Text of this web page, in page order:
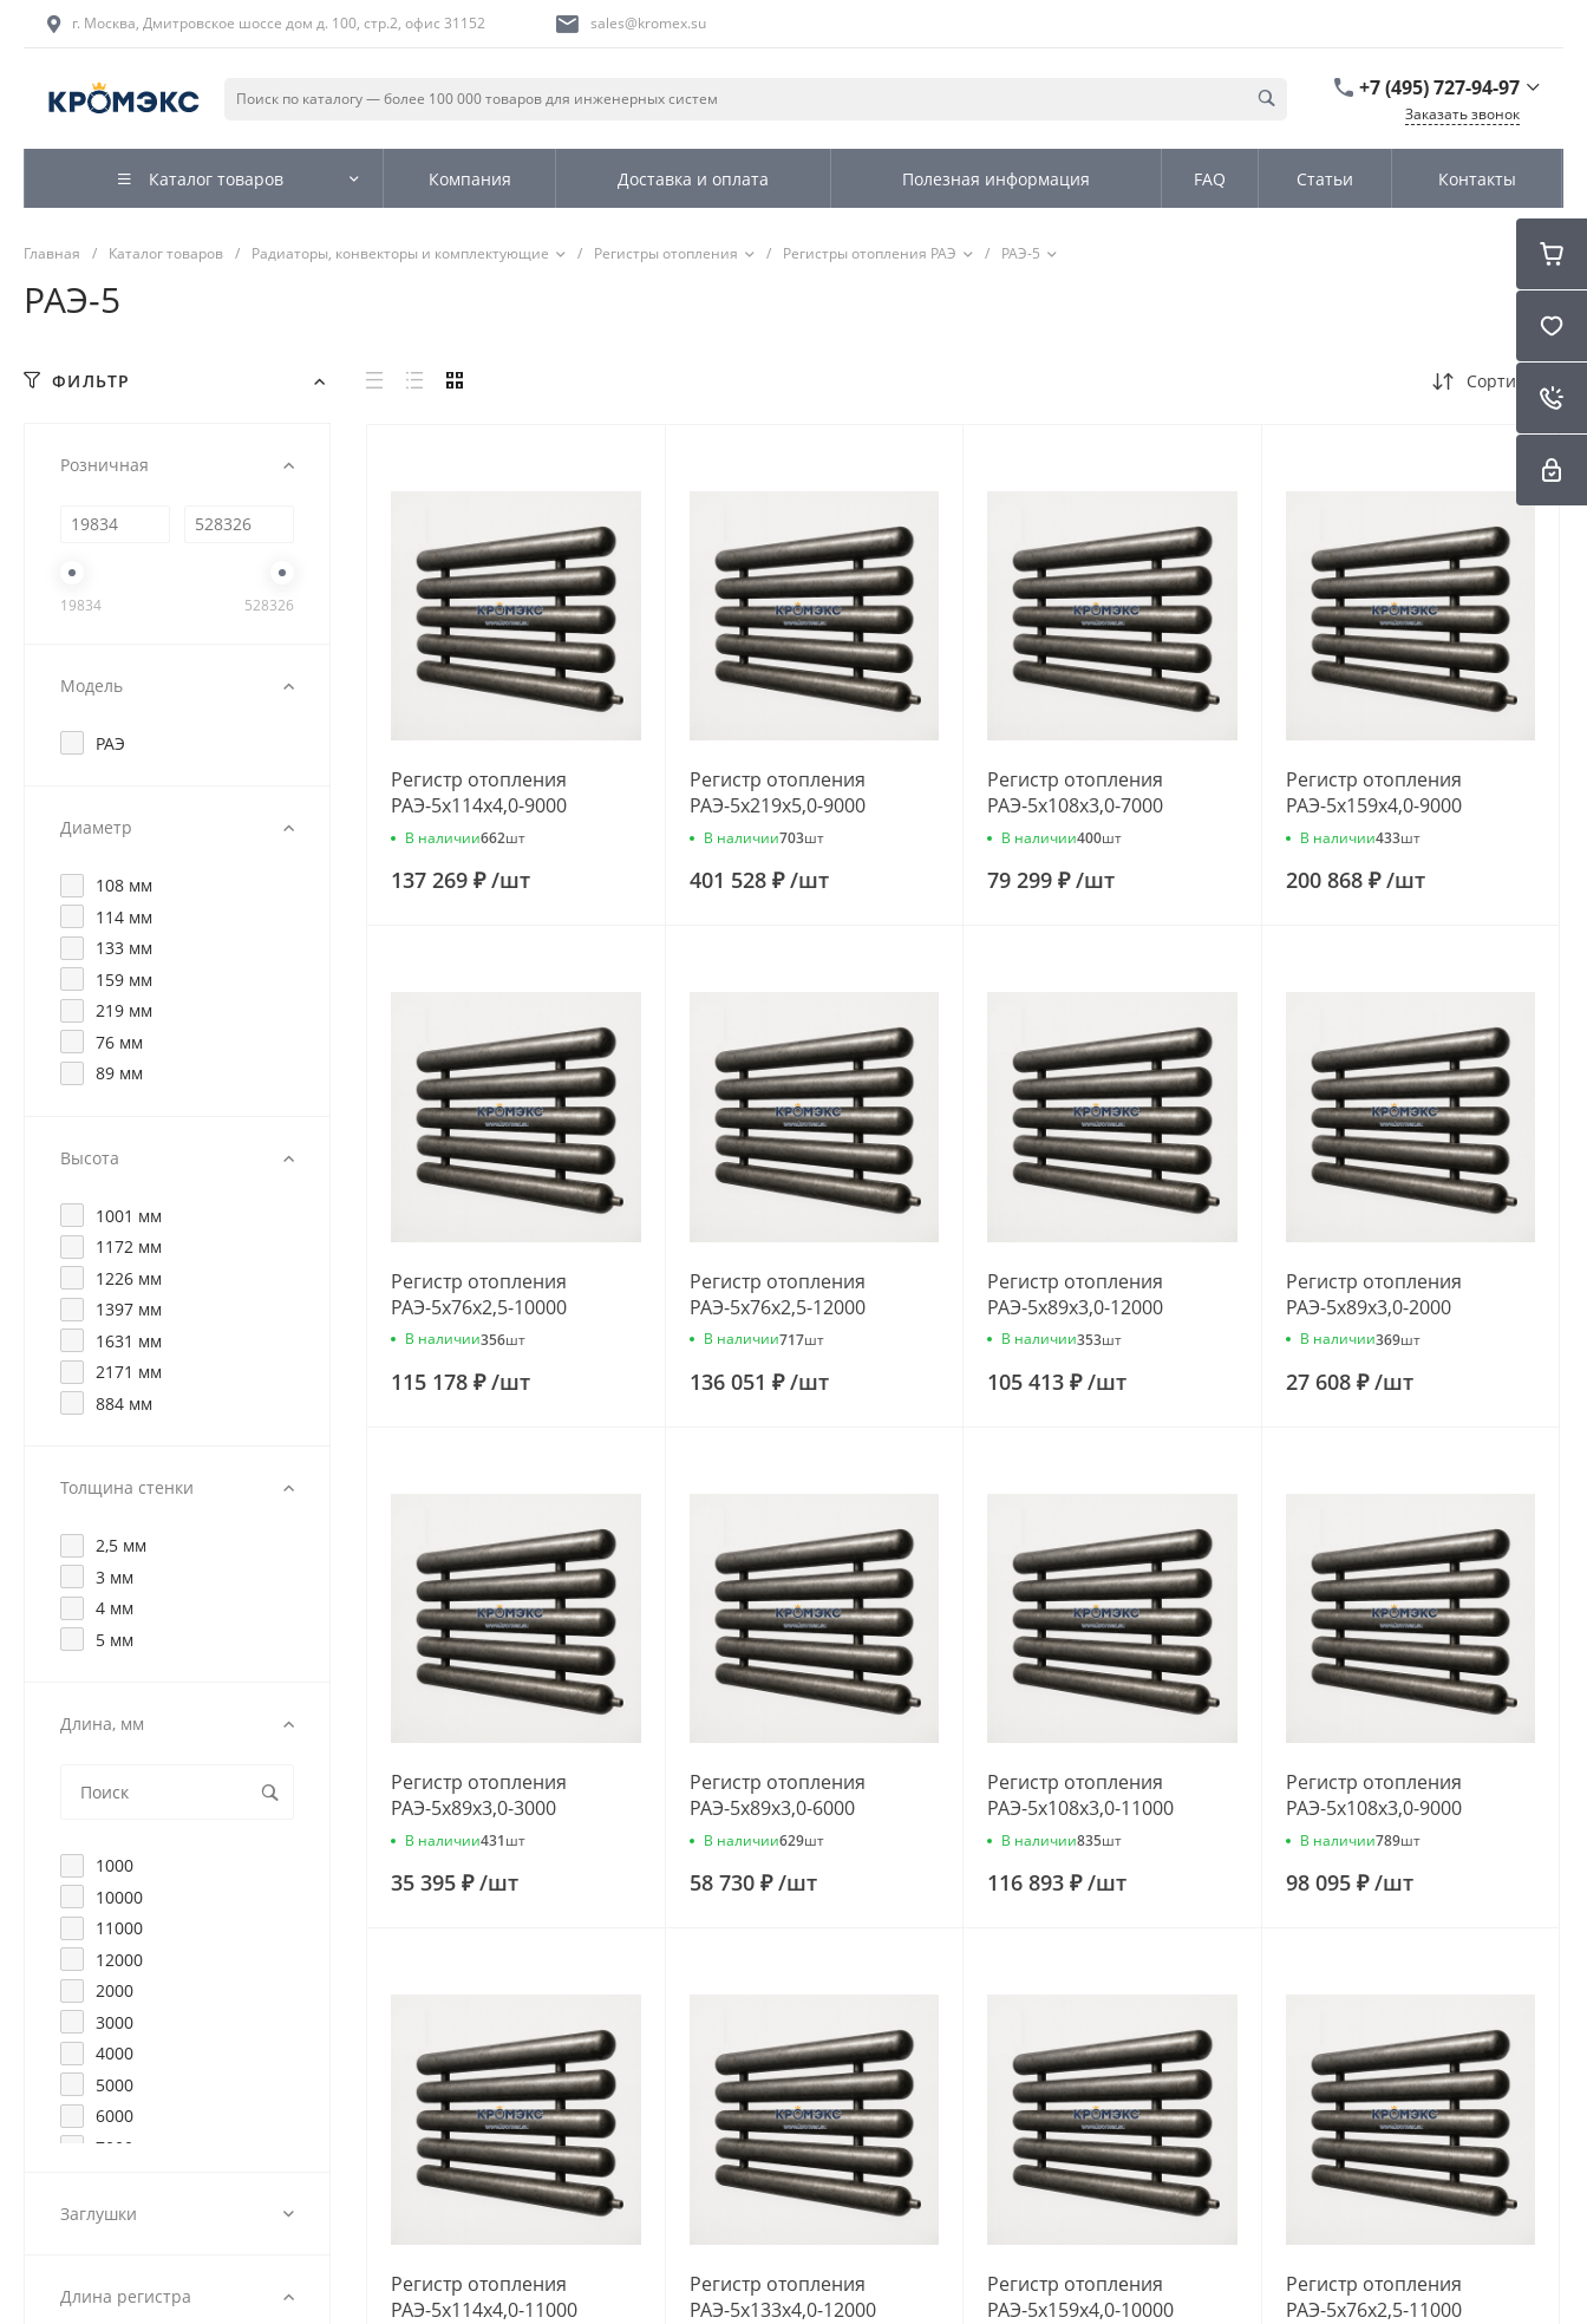
г. Москва, Дмитровское шоссе дом д. 100, стр.2, офис 31152 sales@kromex.su
+7 (495) 727-94-97
Заказать звонок
Каталог товаров Компания Доставка и оплата Полезная информация FAQ Статьи Контакты
Главная / Каталог товаров / Радиаторы, конвекторы и комплектующие / Регистры отопления / Регистры отопления РАЭ / РАЭ-5
РАЭ-5
ФИЛЬТР
Розничная
19834 528326
Модель
РАЭ
Диаметр
108 мм
114 мм
133 мм
159 мм
219 мм
76 мм
89 мм
Высота
1001 мм
1172 мм
1226 мм
1397 мм
1631 мм
2171 мм
884 мм
Толщина стенки
2,5 мм
3 мм
4 мм
5 мм
Длина, мм
1000
10000
11000
12000
2000
3000
4000
5000
6000
7000
9000
Заглушки
Длина регистра
Сортировка
Регистр отопления
РАЭ-5x114x4,0-9000
В наличии662шт
137 269 ₽/шт
Регистр отопления
РАЭ-5x219x5,0-9000
В наличии703шт
401 528 ₽/шт
Регистр отопления
РАЭ-5x108x3,0-7000
В наличии400шт
79 299 ₽/шт
Регистр отопления
РАЭ-5x159x4,0-9000
В наличии433шт
200 868 ₽/шт
Регистр отопления
РАЭ-5x76x2,5-10000
В наличии356шт
115 178 ₽/шт
Регистр отопления
РАЭ-5x76x2,5-12000
В наличии717шт
136 051 ₽/шт
Регистр отопления
РАЭ-5x89x3,0-12000
В наличии353шт
105 413 ₽/шт
Регистр отопления
РАЭ-5x89x3,0-2000
В наличии369шт
27 608 ₽/шт
Регистр отопления
РАЭ-5x89x3,0-3000
В наличии431шт
35 395 ₽/шт
Регистр отопления
РАЭ-5x89x3,0-6000
В наличии629шт
58 730 ₽/шт
Регистр отопления
РАЭ-5x108x3,0-11000
В наличии835шт
116 893 ₽/шт
Регистр отопления
РАЭ-5x108x3,0-9000
В наличии789шт
98 095 ₽/шт
Регистр отопления
РАЭ-5x114x4,0-11000
Регистр отопления
РАЭ-5x133x4,0-12000
Регистр отопления
РАЭ-5x159x4,0-10000
Регистр отопления
РАЭ-5x76x2,5-11000